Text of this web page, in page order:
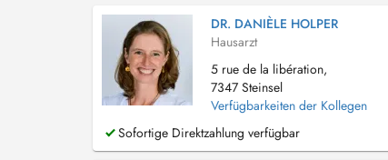
DR. DANIÈLE HOLPER
Hausarzt
5 rue de la libération,
7347 Steinsel
Verfügbarkeiten der Kollegen
Sofortige Direktzahlung verfügbar